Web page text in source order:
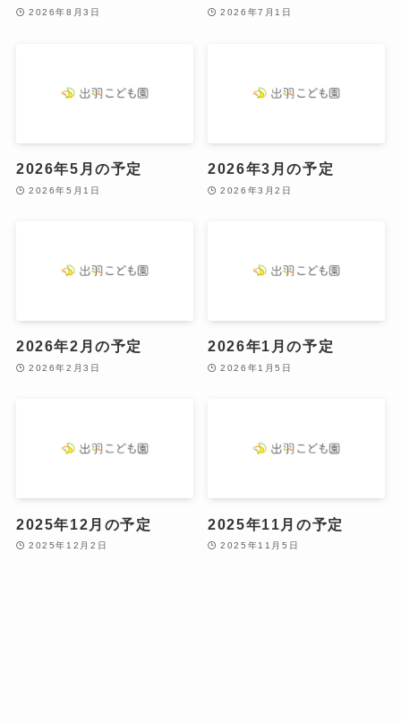
2026年8月3日 2026年7月1日
2026年5月の予定
2026年5月1日
2026年3月の予定
2026年3月2日
2026年2月の予定
2026年2月3日
2026年1月の予定
2026年1月5日
2025年12月の予定
2025年12月2日
2025年11月の予定
2025年11月5日